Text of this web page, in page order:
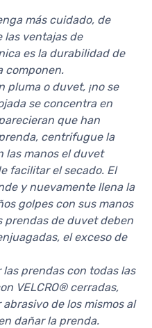
más cuidado, de
las ventajas de
es la durabilidad de
componen.
pluma o duvet, ¡no se
se concentra en
que han
centrifugue la
las manos el duvet
facilitar el secado. El
y nuevamente llena la
golpes con sus manos
prendas de duvet deben
el exceso de
las prendas con todas las
VELCRO® cerradas,
de los mismos al
dañar la prenda.